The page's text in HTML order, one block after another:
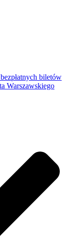
biletów
Warszawskiego